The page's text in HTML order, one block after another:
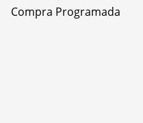
Compra Programada